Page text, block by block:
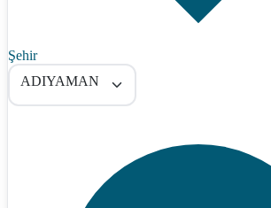
Şehir
ADIYAMAN